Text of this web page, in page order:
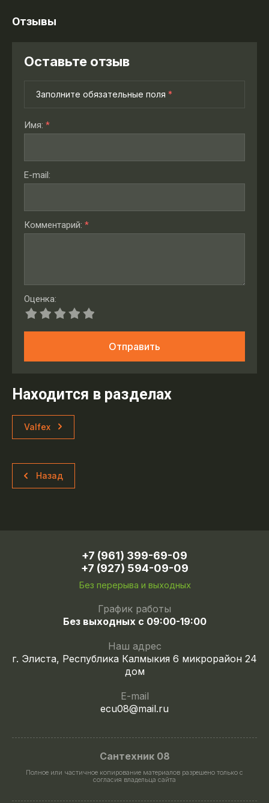
Отзывы
Оставьте отзыв
Заполните обязательные поля *
Имя: *
E-mail:
Комментарий: *
Оценка:
Отправить
Находится в разделах
Valfex
Назад
+7 (961) 399-69-09
+7 (927) 594-09-09
Без перерыва и выходных
График работы
Без выходных с 09:00-19:00
Наш адрес
г. Элиста, Республика Калмыкия 6 микрорайон 24
дом
E-mail
ecu08@mail.ru
Сантехник 08
Полное или частичное копирование материалов разрешено только с
согласия владельца сайта